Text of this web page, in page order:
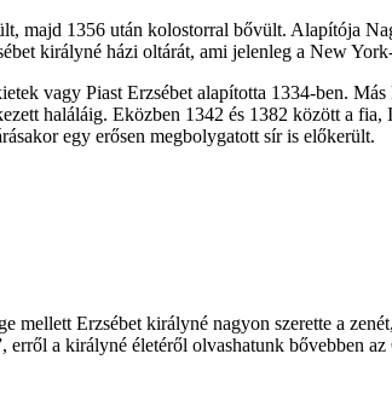
majd 1356 után kolostorral bővült. Alapítója
királyné házi oltárát, ami jelenleg a New
vagy Piast Erzsébet alapította 1334-ben.
haláláig. Eközben 1342 és 1382 között a
egy erősen megbolygatott sír is előkerült.
mellett Erzsébet királyné nagyon szerette a
a királyné életéről olvashatunk bővebben